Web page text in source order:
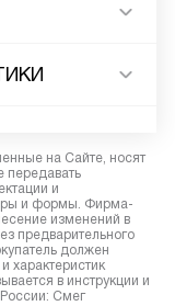
на Сайте, носят
передавать
и
и формы. Фирма-
изменений в
предварительного
должен
характеристик
в инструкции и
России: Смег